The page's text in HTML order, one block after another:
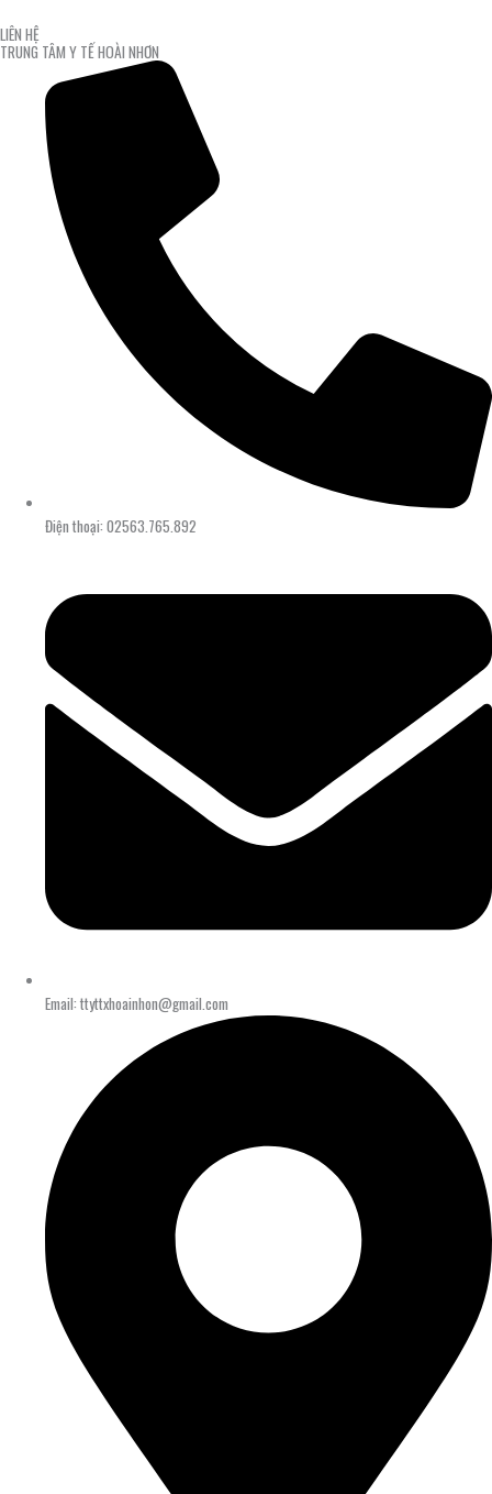
LIÊN HỆ
TRUNG TÂM Y TẾ HOÀI NHƠN
Điện thoại: 02563.765.892
Email: ttyttxhoainhon@gmail.com